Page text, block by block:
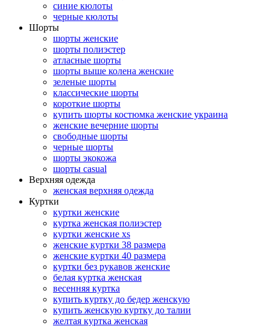
синие кюлоты
черные кюлоты
Шорты
шорты женские
шорты полиэстер
атласные шорты
шорты выше колена женские
зеленые шорты
классические шорты
короткие шорты
купить шорты костюмка женские украина
женские вечерние шорты
свободные шорты
черные шорты
шорты экокожа
шорты casual
Верхняя одежда
женская верхняя одежда
Куртки
куртки женские
куртка женская полиэстер
куртки женские xs
женские куртки 38 размера
женские куртки 40 размера
куртки без рукавов женские
белая куртка женская
весенняя куртка
купить куртку до бедер женскую
купить женскую куртку до талии
желтая куртка женская